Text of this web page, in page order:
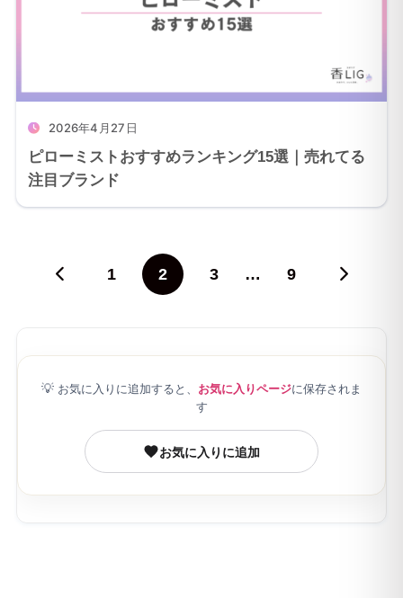
2026年4月27日
ピローミストおすすめランキング15選｜売れてる
注目ブランド
1 2 3 … 9
💡 お気に入りに追加すると、 お気に入りページに保存されま
す
お気に入りに追加